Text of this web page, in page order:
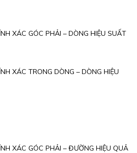
XÁC GÓC PHẢI – DÒNG HIỆU SUẤT
XÁC TRONG DÒNG – DÒNG HIỆU
XÁC GÓC PHẢI – ĐƯỜNG HIỆU QUẢ